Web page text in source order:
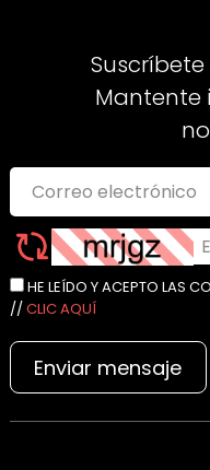
Mantente
HE LEÍDO Y ACEPTO LAS
// CLIC AQUÍ
Enviar mensaje